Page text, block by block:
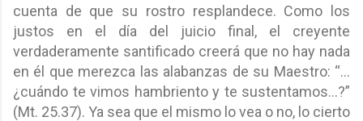
cuenta de que su rostro resplandece. Como los
justos en el día del juicio final, el creyente
verdaderamente santificado creerá que no hay nada
en él que merezca las alabanzas de su Maestro: “…
¿cuándo te vimos hambriento y te sustentamos…?”
(Mt. 25.37). Ya sea que el mismo lo vea o no, lo cierto